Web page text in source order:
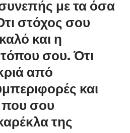
με τα όσα
στόχος σου
και η
σου. Ότι
από
και
που σου
της